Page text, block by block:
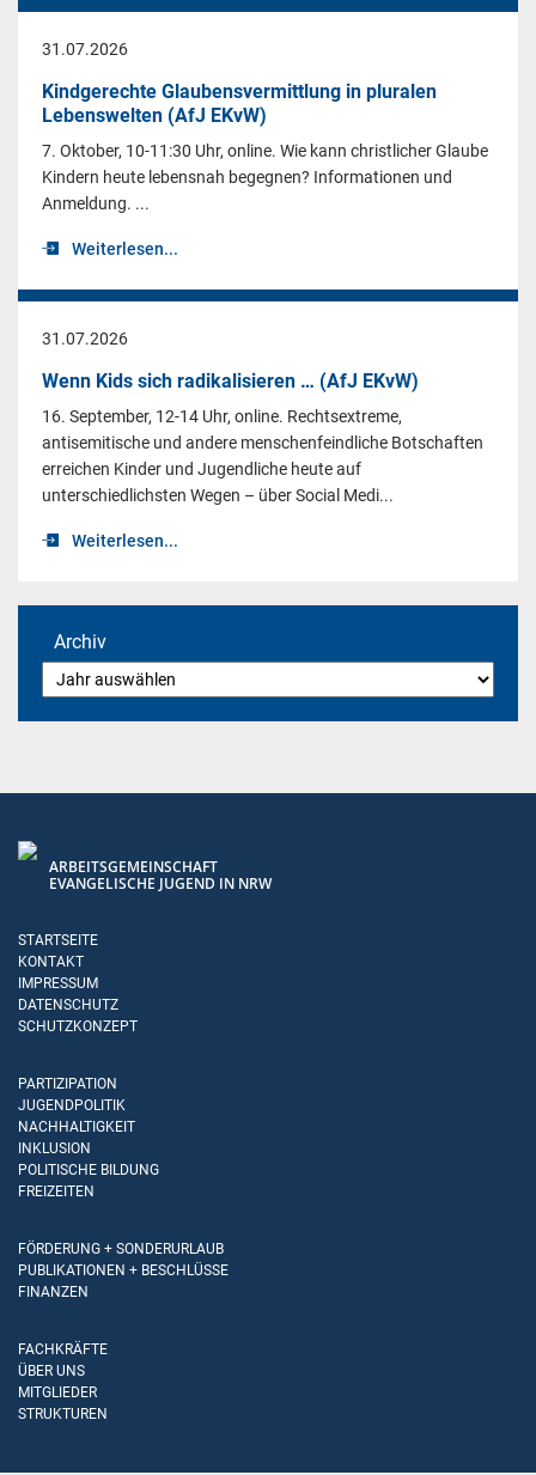
31.07.2026
Kindgerechte Glaubensvermittlung in pluralen
Lebenswelten (AfJ EKvW)
7. Oktober, 10-11:30 Uhr, online. Wie kann christlicher Glaube
Kindern heute lebensnah begegnen? Informationen und
Anmeldung. ...
Weiterlesen...
31.07.2026
Wenn Kids sich radikalisieren … (AfJ EKvW)
16. September, 12-14 Uhr, online. Rechtsextreme,
antisemitische und andere menschenfeindliche Botschaften
erreichen Kinder und Jugendliche heute auf
unterschiedlichsten Wegen – über Social Medi...
Weiterlesen...
Archiv
ARBEITSGEMEINSCHAFT
EVANGELISCHE JUGEND IN NRW
STARTSEITE
KONTAKT
IMPRESSUM
DATENSCHUTZ
SCHUTZKONZEPT
PARTIZIPATION
JUGENDPOLITIK
NACHHALTIGKEIT
INKLUSION
POLITISCHE BILDUNG
FREIZEITEN
FÖRDERUNG + SONDERURLAUB
PUBLIKATIONEN + BESCHLÜSSE
FINANZEN
FACHKRÄFTE
ÜBER UNS
MITGLIEDER
STRUKTUREN